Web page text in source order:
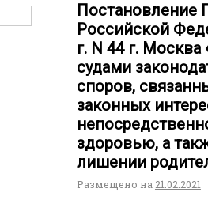
Постановление
Российской
г. N 44 г.
судами
споров,
законных
здоровью, а
лишении
Размещено на 21.02.2021